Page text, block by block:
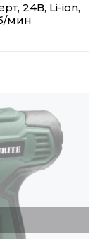
24В, Li-ion,
мин